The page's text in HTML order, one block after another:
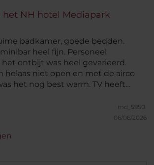
het NH hotel Mediapark
badkamer, goede bedden.
heel fijn. Personeel
het ontbijt was heel gevarieerd.
helaas niet open en met de airco
het nog best warm. TV heeft
(maar was verder niet van
md_5950.
06/06/2026